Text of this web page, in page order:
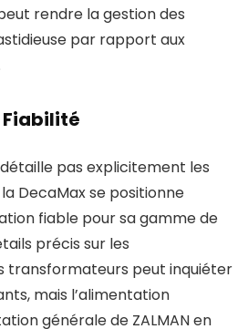
rendre la gestion des
par rapport aux
détaille pas explicitement les
DecaMax se positionne
fiable pour sa gamme de
précis sur les
transformateurs peut inquiéter
mais l’alimentation
générale de ZALMAN en